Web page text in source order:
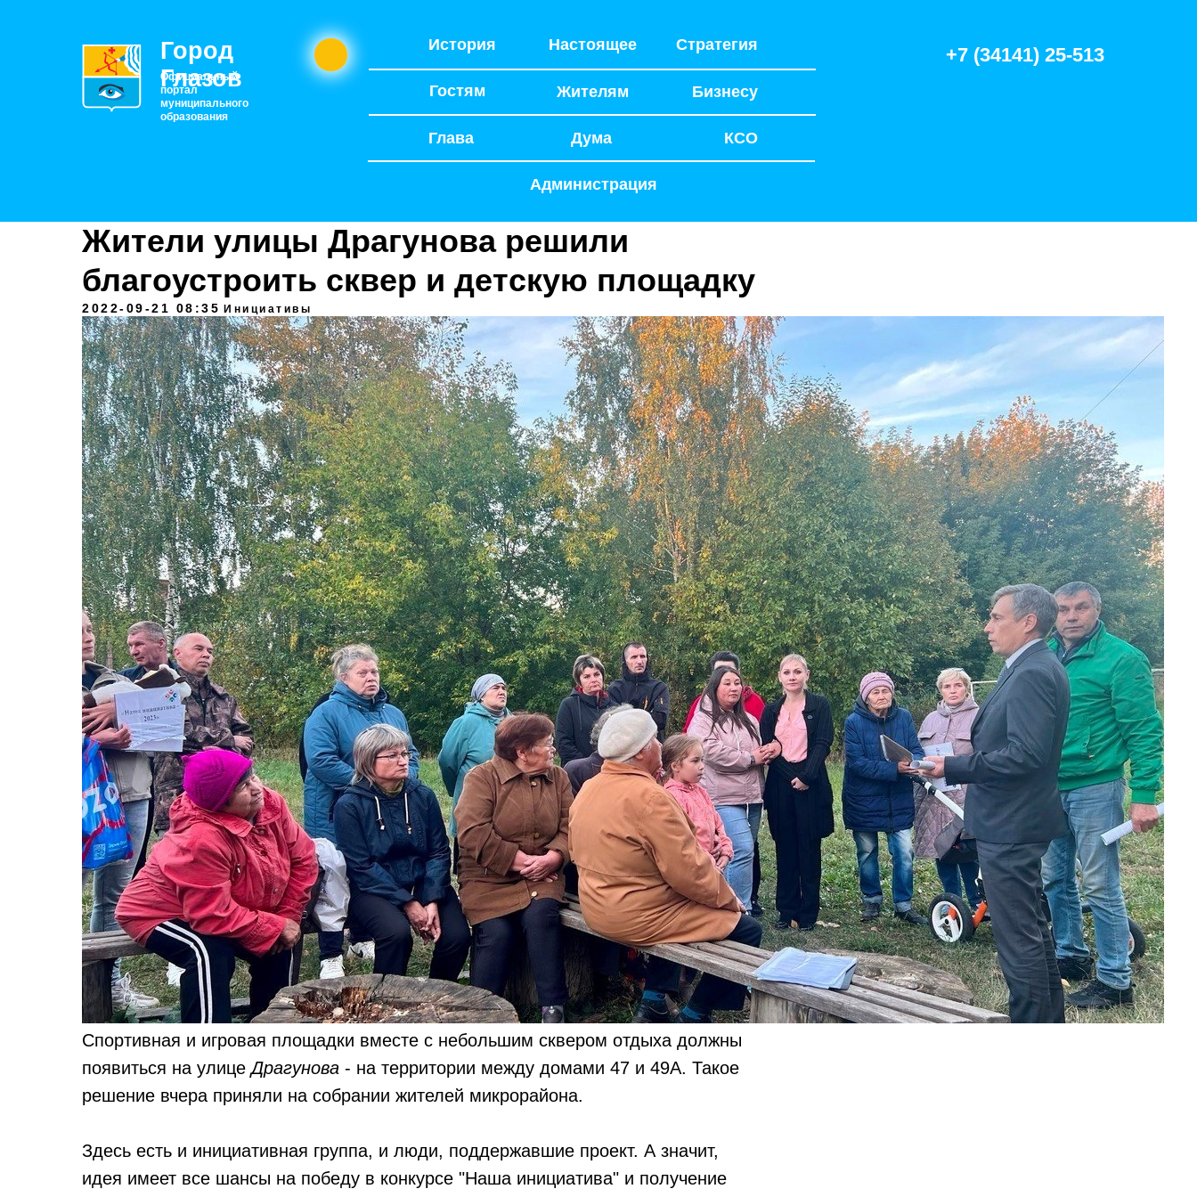
Город
Глазов
Официальный
портал
муниципального
образования
+7 (34141) 25-513
История Настоящее Стратегия
Гостям Жителям Бизнесу
Глава КСО
Дума
Администрация
Жители улицы Драгунова решили
благоустроить сквер и детскую площадку
2022-09-21 08:35 Инициативы
Спортивная и игровая площадки вместе с небольшим сквером отдыха должны
появиться на улицеДрагунова - на территории между домами 47 и 49А. Такое
решение вчера приняли на собрании жителей микрорайона.
Здесь есть и инициативная группа, и люди, поддержавшие проект. А значит,
идея имеет все шансы на победу в конкурсе "Наша инициатива" и получение